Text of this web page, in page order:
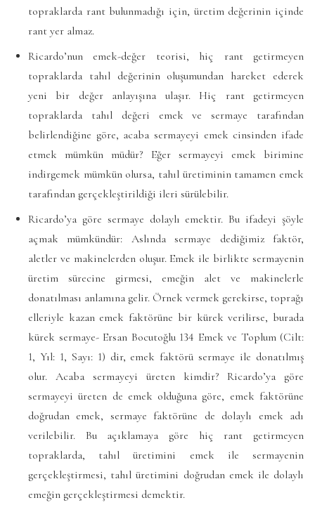
topraklarda rant bulunmadığı için, üretim değerinin içinde
rant yer almaz.
Ricardo’nun emek-değer teorisi, hiç rant getirmeyen
topraklarda tahıl değerinin oluşumundan hareket ederek
yeni bir değer anlayışına ulaşır. Hiç rant getirmeyen
topraklarda tahıl değeri emek ve sermaye tarafından
belirlendiğine göre, acaba sermayeyi emek cinsinden ifade
etmek mümkün müdür? Eğer sermayeyi emek birimine
indirgemek mümkün olursa, tahıl üretiminin tamamen emek
tarafından gerçekleştirildiği ileri sürülebilir.
Ricardo’ya göre sermaye dolaylı emektir. Bu ifadeyi şöyle
açmak mümkündür: Aslında sermaye dediğimiz faktör,
aletler ve makinelerden oluşur. Emek ile birlikte sermayenin
üretim sürecine girmesi, emeğin alet ve makinelerle
donatılması anlamına gelir. Örnek vermek gerekirse, toprağı
elleriyle kazan emek faktörüne bir kürek verilirse, burada
kürek sermaye- Ersan Bocutoğlu 134 Emek ve Toplum (Cilt:
1, Yıl: 1, Sayı: 1) dir, emek faktörü sermaye ile donatılmış
olur. Acaba sermayeyi üreten kimdir? Ricardo’ya göre
sermayeyi üreten de emek olduğuna göre, emek faktörüne
doğrudan emek, sermaye faktörüne de dolaylı emek adı
verilebilir. Bu açıklamaya göre hiç rant getirmeyen
topraklarda, tahıl üretimini emek ile sermayenin
gerçekleştirmesi, tahıl üretimini doğrudan emek ile dolaylı
emeğin gerçekleştirmesi demektir.